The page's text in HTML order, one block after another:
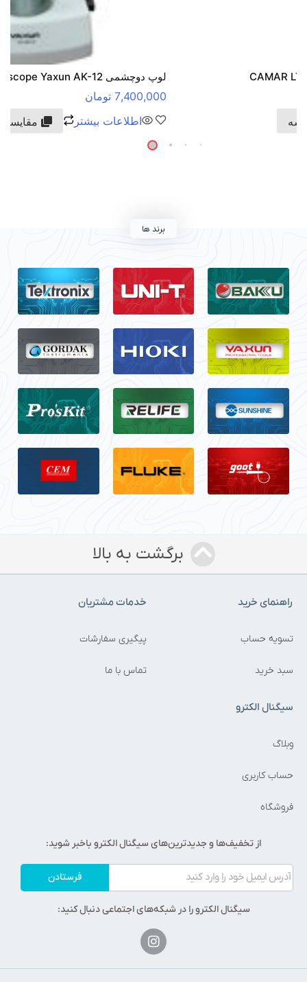
لوپ دوچشمی Microscope Yaxun AK-12
مقایسه
برند ها
برگشت به بالا
راهنمای خرید
تسویه حساب
سبد خرید
خدمات مشتریان
پیگیری سفارشات
تماس با ما
سیگنال الکترو
وبلاگ
حساب کاربری
فروشگاه
از تخفیف‌ها و جدیدترین‌های سیگنال الکترو باخبر شوید:
فرستادن
سیگنال الکترو را در شبکه‌های اجتماعی دنبال کنید: